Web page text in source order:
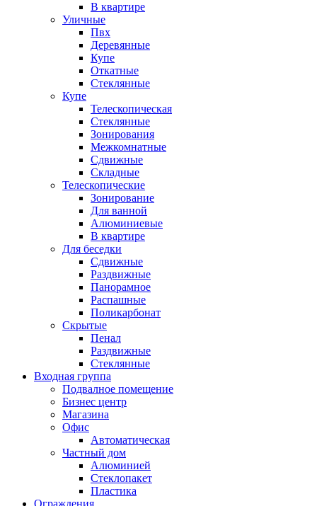
В квартире
Уличные
Пвх
Деревянные
Купе
Откатные
Стеклянные
Купе
Телескопическая
Стеклянные
Зонирования
Межкомнатные
Сдвижные
Складные
Телескопические
Зонирование
Для ванной
Алюминиевые
В квартире
Для беседки
Сдвижные
Раздвижные
Панорамное
Распашные
Поликарбонат
Скрытые
Пенал
Раздвижные
Стеклянные
Входная группа
Подвалное помещение
Бизнес центр
Магазина
Офис
Автоматическая
Частный дом
Алюминией
Стеклопакет
Пластика
Ограждения